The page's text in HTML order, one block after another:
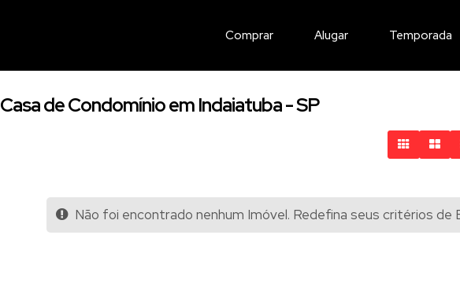
Comprar Alugar Temporada
Casa de Condomínio em Indaiatuba - SP
Não foi encontrado nenhum Imóvel. Redefina seus critérios de